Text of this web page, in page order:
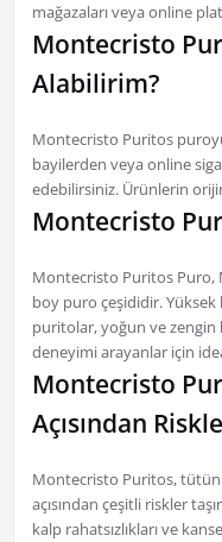
mağazaları veya online
Montecristo
Alabilirim?
Montecristo Puritos
bayilerden veya online
edebilirsiniz. Ürünlerin
Montecristo
Montecristo Puritos Puro,
boy puro çeşididir.
puritolar, yoğun ve zengin
deneyimi arayanlar için
Montecristo
Açısından
Montecristo Puritos,
açısından çeşitli riskler
kalp rahatsızlıkları ve